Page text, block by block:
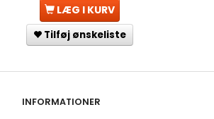
LÆG I KURV
Tilføj ønskeliste
INFORMATIONER